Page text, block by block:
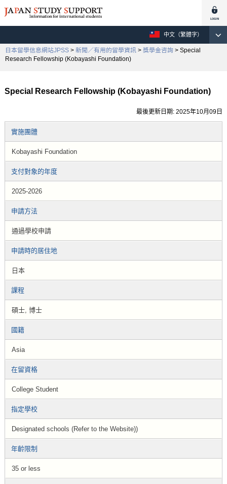
中文（繁體字）
日本留學信息網站JPSS > 新聞／有用的留學資訊 > 獎學金咨詢 > Special
Research Fellowship (Kobayashi Foundation)
Special Research Fellowship (Kobayashi Foundation)
最後更新日期: 2025年10月09日
實施團體
Kobayashi Foundation
支付對象的年度
2025-2026
申請方法
通過學校申請
申請時的居住地
日本
課程
碩士, 博士
國籍
Asia
在留資格
College Student
指定學校
Designated schools (Refer to the Website))
年齡限制
35 or less